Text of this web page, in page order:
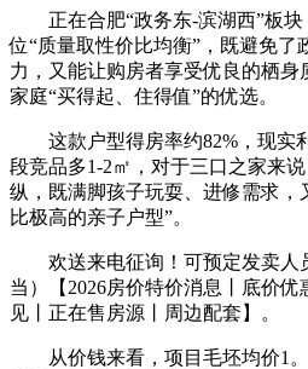
正在合肥“政务东-滨湖西”板块
位“质量取性价比均衡”，既避免了
力，又能让购房者享受优良的栖
家庭“买得起、住得值”的优选。
这款户型得房率约82%，现实
段竞品多1-2㎡，对于三口之家来
纵，既满脚孩子玩耍、进修需求，
比极高的亲子户型”。
欢送来电征询！可预定发卖人
当）【2026房价特价消息丨底价优
见丨正在售房源丨周边配套】。
从价钱来看，项目毛坯均价1。